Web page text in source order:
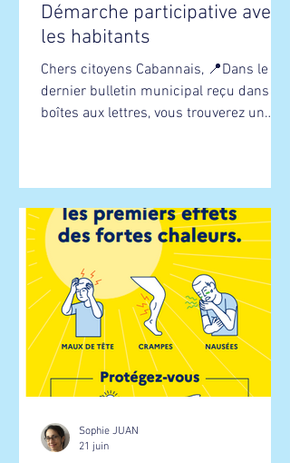
Démarche participative avec
les habitants
Chers citoyens Cabannais, 📍Dans le
dernier bulletin municipal reçu dans les
boîtes aux lettres, vous trouverez un
élaborer l'action citoyenne et
municipale, ainsi que la DÉMARCHE
PARTICIPATIVE AVEC LES HABITANTS
que nous souhaitons mettre en place
pour ce mandat. 📍À vos agendas:
RÉUNION PUBLIQUE le 2 octobre pour
partag
Sophie JUAN
21 juin